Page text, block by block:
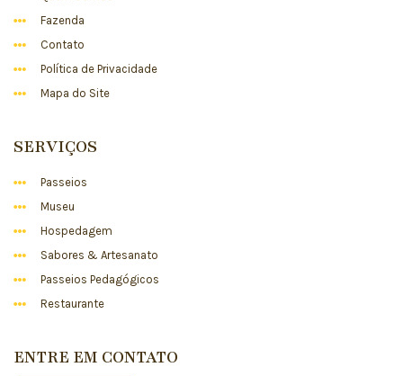
Fazenda
Contato
Política de Privacidade
Mapa do Site
SERVIÇOS
Passeios
Museu
Hospedagem
Sabores & Artesanato
Passeios Pedagógicos
Restaurante
ENTRE EM CONTATO